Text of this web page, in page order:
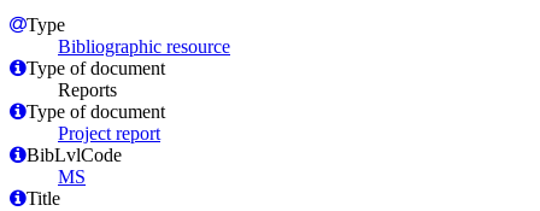
Type
Bibliographic resource
Type of document
Reports
Type of document
Project report
BibLvlCode
MS
Title